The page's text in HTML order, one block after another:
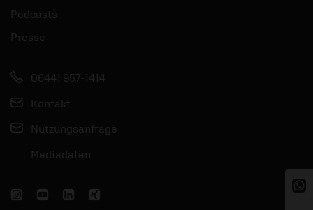
Podcasts
Presse
06441 957-1414
Kontakt
Nutzungsanfrage
Mediadaten